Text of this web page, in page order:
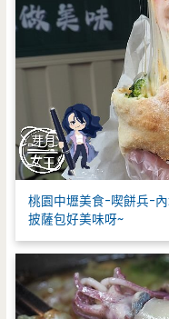
桃園中壢美食-喫餅兵-
披薩包好美味呀~